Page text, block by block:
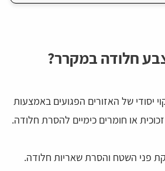
חלודה במקרר?
יסודי של האזורים הפגועים באמצעות
או חומרים כימיים להסרת חלודה.
פני השטח והסרת שאריות חלודה.